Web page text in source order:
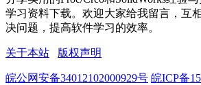
学习资料下载。欢迎大家给我留言，互
决问题，提高软件学习的效率。
关于本站 版权声明
皖公网安备34012102000929号 皖ICP备